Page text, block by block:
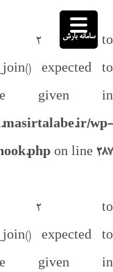
2 to
expected to
given in
wp-
on line 287
2 to
expected to
given in
سامانه بارش